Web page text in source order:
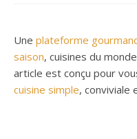
Une plateforme
saison, cuisines du
article est conçu pour
cuisine simple, conviviale